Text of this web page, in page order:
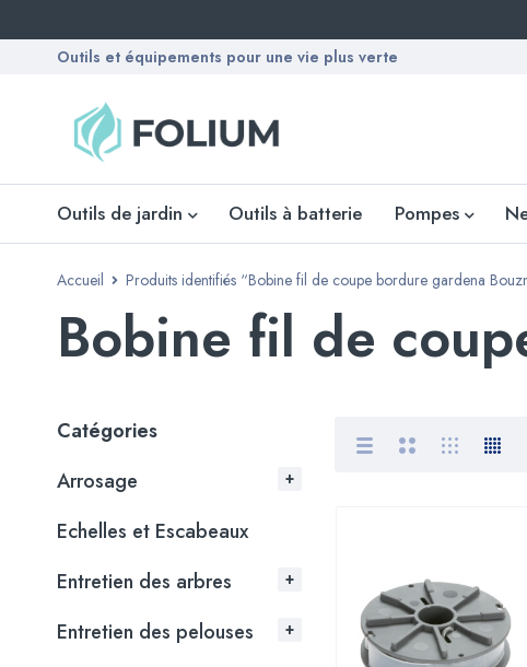
Outils et équipements pour une vie plus verte
Outils de jardin Outils à batterie Pompes
Accueil Produits identifiés “Bobine fil de coupe bordure gardena
Bobine fil de
Catégories
Arrosage
Echelles et Escabeaux
Entretien des arbres
Entretien des pelouses